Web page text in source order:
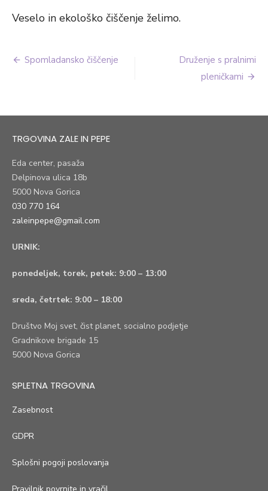
Veselo in ekološko čiščenje želimo.
Navigacija
Spomladansko čiščenje
Druženje s pralnimi
pleničkami
TRGOVINA ZALE IN PEPE
Eda center, pasaža
Delpinova ulica 18b
5000 Nova Gorica
030 770 164
zaleinpepe@gmail.com
URNIK:
ponedeljek, torek, petek: 9:00 – 13:00
sreda, četrtek: 9:00 – 18:00
Društvo Moj svet, čist planet, socialno podjetje
Gradnikove brigade 15
5000 Nova Gorica
SPLETNA TRGOVINA
Zasebnost
GDPR
Splošni pogoji poslovanja